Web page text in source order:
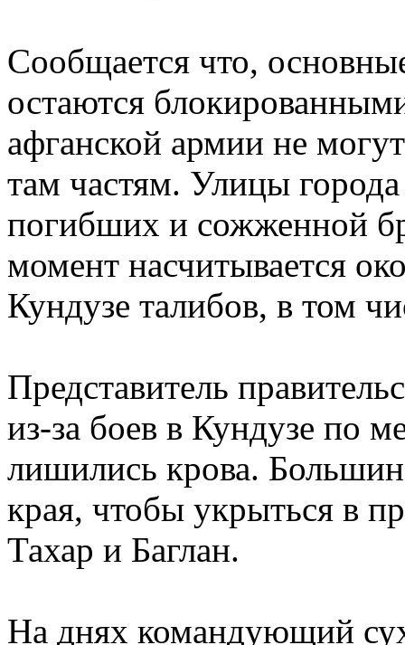
Сообщается что,
остаются
афганской армии не
там частям. Улицы
погибших и сожженной
момент насчитывается
Кундузе талибов, в том
Представитель
из-за боев в Кундузе по
лишились крова.
края, чтобы укрыться в
Тахар и Баглан.
На днях командующий